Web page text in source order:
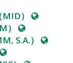
（MID）
網
）
網
站
S.A.）
網
網